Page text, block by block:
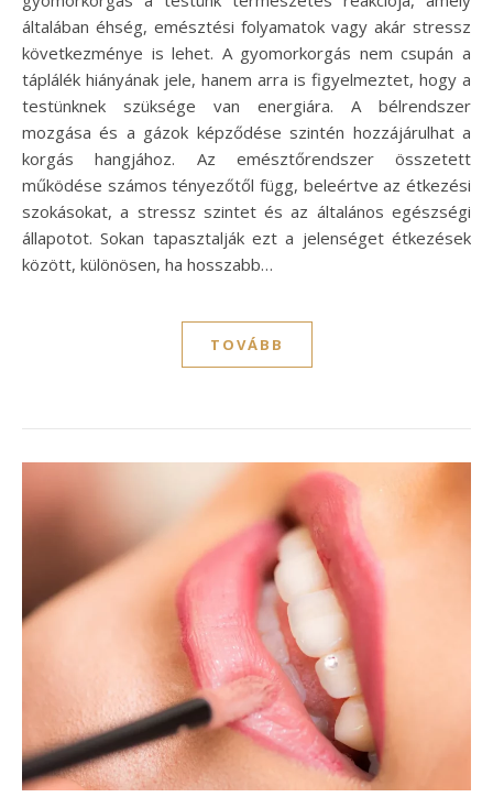
általában éhség, emésztési folyamatok vagy akár stressz
következménye is lehet. A gyomorkorgás nem csupán a
táplálék hiányának jele, hanem arra is figyelmeztet, hogy a
testünknek szüksége van energiára. A bélrendszer
mozgása és a gázok képződése szintén hozzájárulhat a
korgás hangjához. Az emésztőrendszer összetett
működése számos tényezőtől függ, beleértve az étkezési
szokásokat, a stressz szintet és az általános egészségi
állapotot. Sokan tapasztalják ezt a jelenséget étkezések
között, különösen, ha hosszabb…
TOVÁBB